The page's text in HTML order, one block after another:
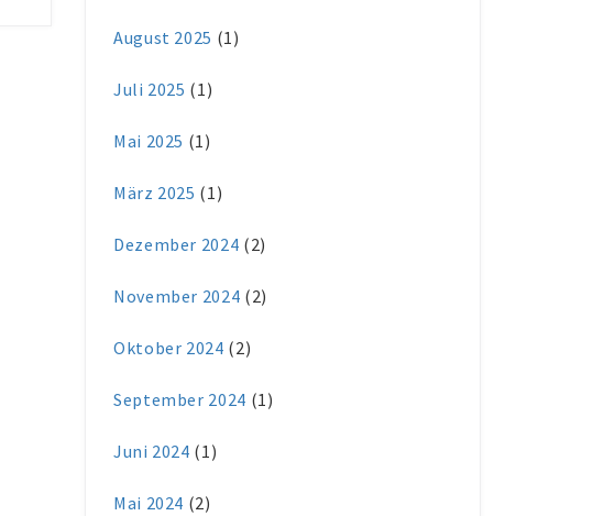
August 2025 (1)
Juli 2025 (1)
Mai 2025 (1)
März 2025 (1)
Dezember 2024 (2)
November 2024 (2)
Oktober 2024 (2)
September 2024 (1)
Juni 2024 (1)
Mai 2024 (2)